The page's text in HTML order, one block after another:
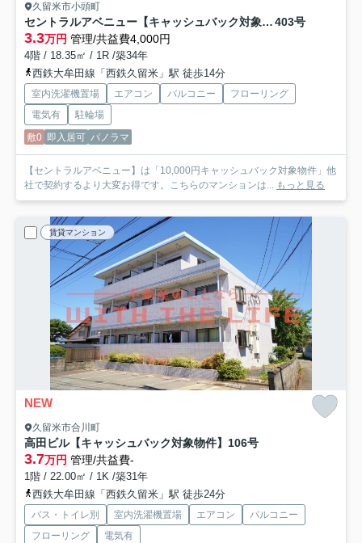
久留米市小頭町
セントラルアベニュー【キャッシュバック対象物件】 403号
3.3万円 管理/共益費4,000円
4階 / 18.35㎡ / 1R /築34年
西鉄大牟田線「西鉄久留米」駅 徒歩14分
室内洗濯機置場 エアコン バルコニー
フローリング
電気有
駐輪場
敷0 即入居可 パノラマ
【セントラルアベニュー】は「10,000円キャッシュバック対象物件」他
社で契約するより大変お得です。こちらのマンションは... もっと見る
賃貸マンション
NEW
久留米市合川町
高田ビル【キャッシュバック対象物件】 106号
3.7万円 管理/共益費-
1階 / 22.00㎡ / 1K /築31年
西鉄大牟田線「西鉄久留米」駅 徒歩24分
バス・トイレ別 室内洗濯機置場 エアコン
バルコニー
フローリング
電気有